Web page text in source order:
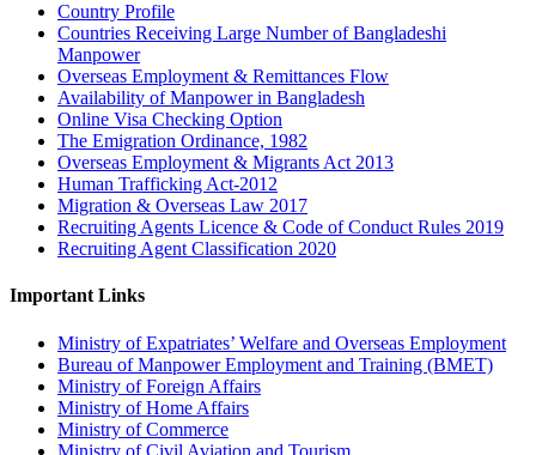
Country Profile
Countries Receiving Large Number of Bangladeshi
Manpower
Overseas Employment & Remittances Flow
Availability of Manpower in Bangladesh
Online Visa Checking Option
The Emigration Ordinance, 1982
Overseas Employment & Migrants Act 2013
Human Trafficking Act-2012
Migration & Overseas Law 2017
Recruiting Agents Licence & Code of Conduct Rules 2019
Recruiting Agent Classification 2020
Important Links
Ministry of Expatriates’ Welfare and Overseas Employment
Bureau of Manpower Employment and Training (BMET)
Ministry of Foreign Affairs
Ministry of Home Affairs
Ministry of Commerce
Ministry of Civil Aviation and Tourism